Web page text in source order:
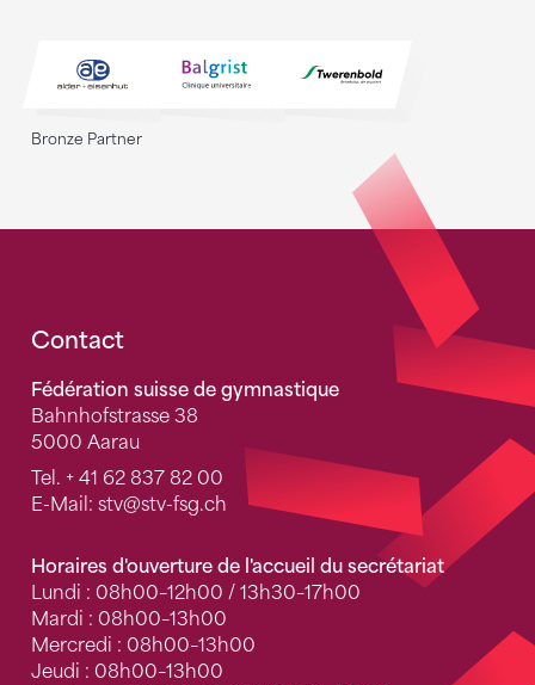
Bronze Partner
Fusszeile
Contact
Fédération suisse de gymnastique
Bahnhofstrasse 38
5000 Aarau
Tel. + 41 62 837 82 00
E-Mail: stv@stv-fsg.ch
Horaires d'ouverture de l'accueil du secrétariat
Lundi : 08h00–12h00 / 13h30–17h00
Mardi : 08h00–13h00
Mercredi : 08h00–13h00
Jeudi : 08h00–13h00